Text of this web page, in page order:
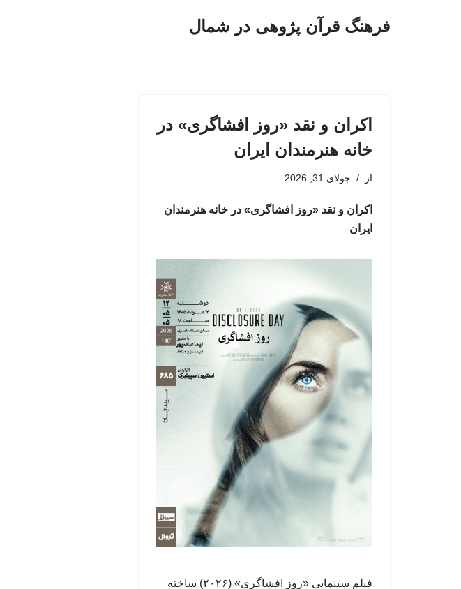
فرهنگ قرآن پژوهی در شمال
اکران و نقد «روز افشاگری» در
خانه‌ هنرمندان ایران
از جولای 31, 2026
اکران و نقد «روز افشاگری» در خانه‌ هنرمندان
ایران
فیلم سینمایی «روز افشاگری» (۲۰۲۶) ساخته‌